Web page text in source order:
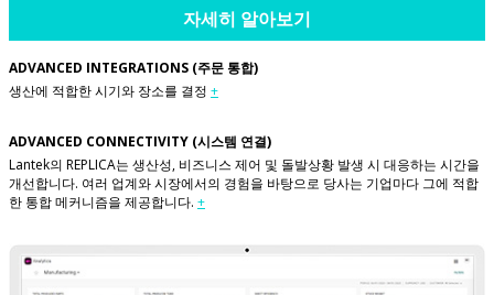
자세히 알아보기
ADVANCED INTEGRATIONS (주문 통합)
생산에 적합한 시기와 장소를 결정 +
ADVANCED CONNECTIVITY (시스템 연결)
Lantek의 REPLICA는 생산성, 비즈니스 제어 및 돌발상황 발생 시 대응하는 시간을
개선합니다. 여러 업계와 시장에서의 경험을 바탕으로 당사는 기업마다 그에 적합
한 통합 메커니즘을 제공합니다. +